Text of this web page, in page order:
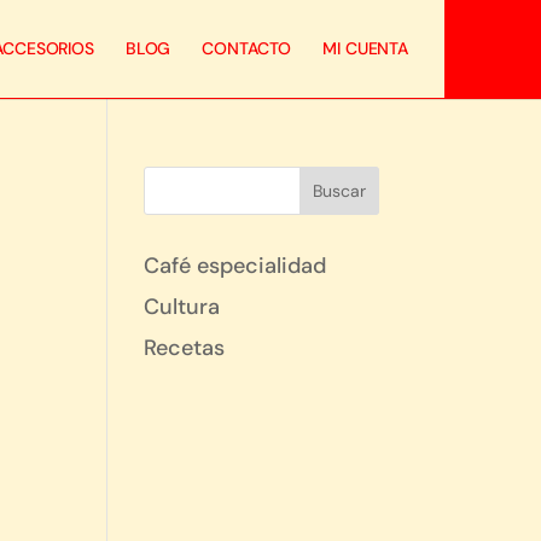
BLOG CONTACTO MI CUENTA
Café especialidad
Cultura
Recetas